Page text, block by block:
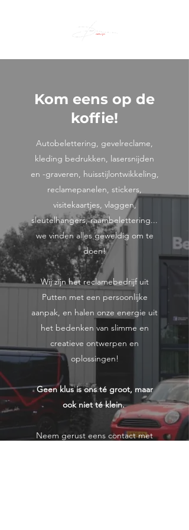
Kom eens op de
koffie!
Autobelettering, gevelreclame,
kleding bedrukken, lasersnijden
en -graveren, huisstijlontwikkeling,
reclamepanelen, stickers,
visitekaartjes, vlaggen,
sleutelhangers, raambelettering...
we vinden alles geweldig om te
doen!
Wij zijn het reclamebedrijf uit
Putten met een persoonlijke
aanpak, en halen onze energie uit
het bedenken van slimme en
creatieve ontwerpen en
oplossingen!
Geen klus is ons té groot, maar
ook niet té klein.
Neem gerust eens contact met